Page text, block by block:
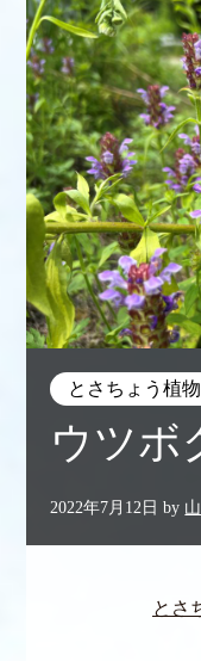
とさちょう植
ウツボ
2022年7月12日 by
とさ